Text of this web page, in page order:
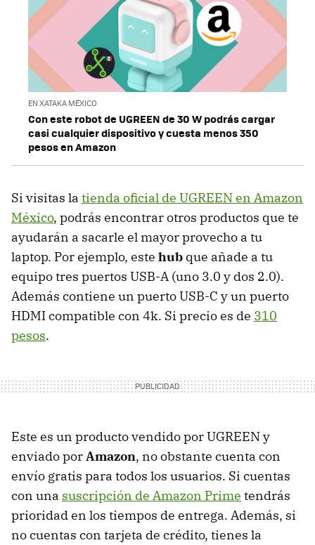
EN XATAKA MÉXICO
Con este robot de UGREEN de 30 W podrás cargar
casi cualquier dispositivo y cuesta menos 350
pesos en Amazon
Si visitas la tienda oficial de UGREEN en Amazon
México, podrás encontrar otros productos que te
ayudarán a sacarle el mayor provecho a tu
laptop. Por ejemplo, este hub que añade a tu
equipo tres puertos USB-A (uno 3.0 y dos 2.0).
Además contiene un puerto USB-C y un puerto
HDMI compatible con 4k. Si precio es de 310
pesos.
Este es un producto vendido por UGREEN y
enviado porAmazon, no obstante cuenta con
envío gratis para todos los usuarios. Si cuentas
con una suscripción de Amazon Prime tendrás
prioridad en los tiempos de entrega. Además, si
no cuentas con tarjeta de crédito, tienes la